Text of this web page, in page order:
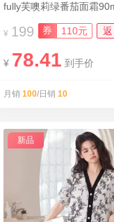
fully芙噢莉绿番茄面霜
¥ 199 券 110元
¥ 78.41 到手价
月销 100/日销 10
新品